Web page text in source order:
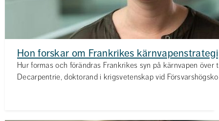
Hon forskar om Frankrikes kärnvapenstrategi
Hur formas och förändras Frankrikes syn på kärnvapen över
Decarpentrie, doktorand i krigsvetenskap vid